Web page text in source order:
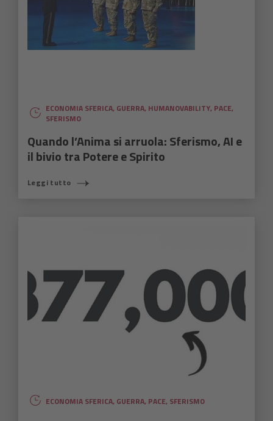
ECONOMIA SFERICA, GUERRA, HUMANOVABILITY, PACE,
SFERISMO
Quando l’Anima si arruola: Sferismo, AI e
il bivio tra Potere e Spirito
Leggi tutto
ECONOMIA SFERICA, GUERRA, PACE, SFERISMO